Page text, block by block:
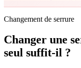
Changement de serrure
Changer une
seul suffit-il ?